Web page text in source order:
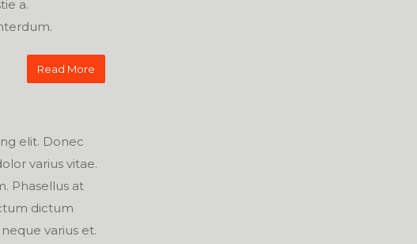
a.
Read More
elit. Donec
varius vitae.
Phasellus at
dictum
varius et.